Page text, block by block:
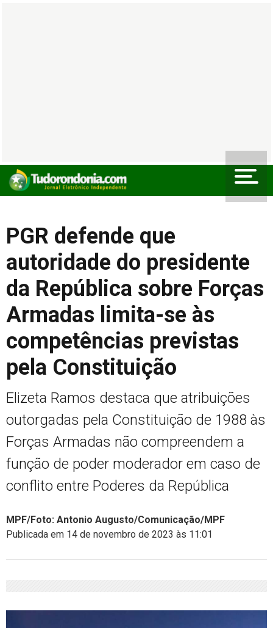
PGR defende que
autoridade do presidente
da República sobre Forças
Armadas limita-se às
competências previstas
pela Constituição
Elizeta Ramos destaca que atribuições
outorgadas pela Constituição de 1988 às
Forças Armadas não compreendem a
função de poder moderador em caso de
conflito entre Poderes da República
MPF/Foto: Antonio Augusto/Comunicação/MPF
Publicada em 14 de novembro de 2023 às 11:01